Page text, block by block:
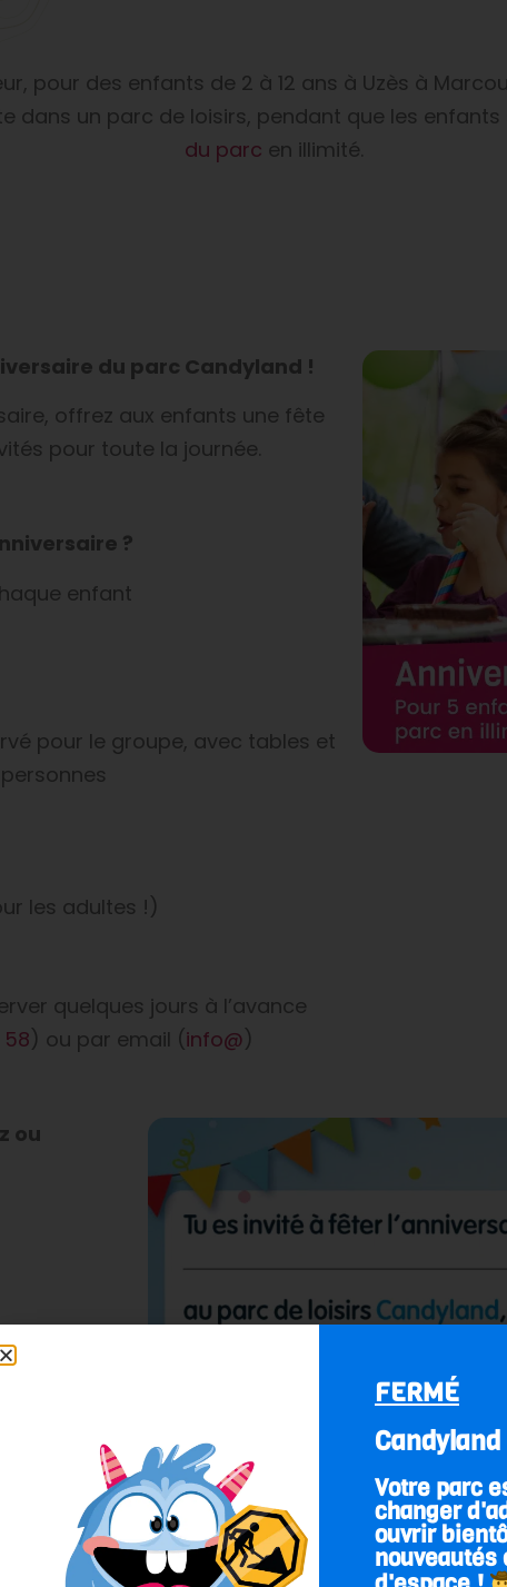
pour des enfants de 2 à 12 ans à Uzès à
dans un parc de loisirs, pendant que les
du parc en illimité.
du parc Candyland !
offrez aux enfants une fête
pour toute la journée.
?
enfant
pour le groupe, avec tables et
les adultes !)
quelques jours à l’avance
) ou par email (info@)
ou
FERMÉ
Votre parc
changer
ouvrir
nouveautés